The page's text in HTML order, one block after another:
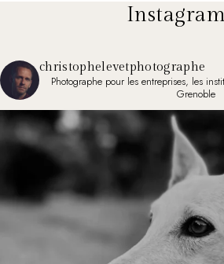
Instagram
christophelevetphotographe
Photographe pour les entreprises, les
Grenoble